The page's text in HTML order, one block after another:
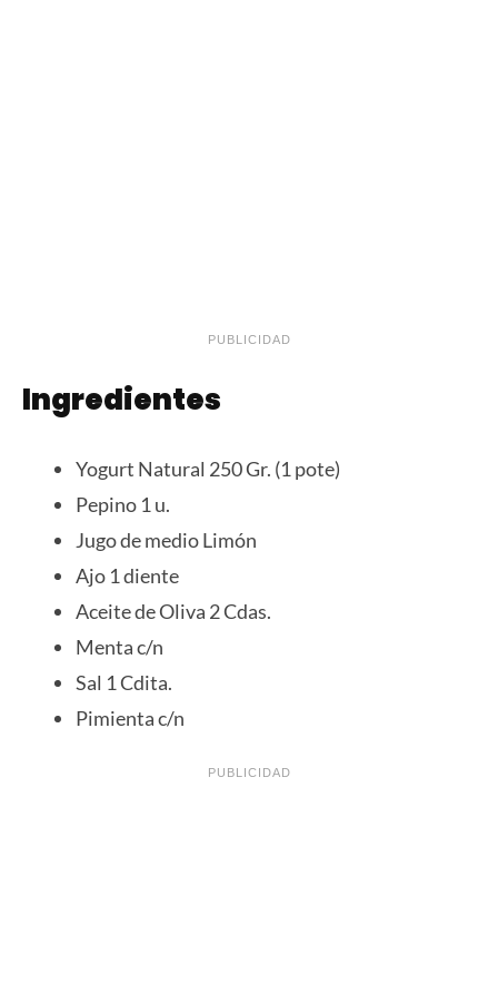
PUBLICIDAD
Ingredientes
Yogurt Natural 250 Gr. (1 pote)
Pepino 1 u.
Jugo de medio Limón
Ajo 1 diente
Aceite de Oliva 2 Cdas.
Menta c/n
Sal 1 Cdita.
Pimienta c/n
PUBLICIDAD